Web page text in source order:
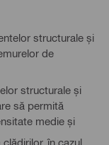
structurale și
de
structurale și
să permită
medie și
în cazul